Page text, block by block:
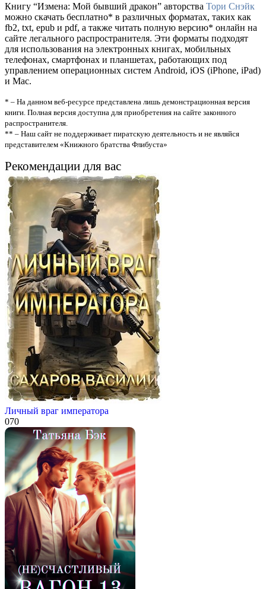
Книгу “Измена: Мой бывший дракон” авторства Тори Снэйк
можно скачать бесплатно* в различных форматах, таких как
fb2, txt, epub и pdf, а также читать полную версию* онлайн на
сайте легального распространителя. Эти форматы подходят
для использования на электронных книгах, мобильных
телефонах, смартфонах и планшетах, работающих под
управлением операционных систем Android, iOS (iPhone, iPad)
и Mac.
* – На данном веб-ресурсе представлена лишь демонстрационная версия
книги. Полная версия доступна для приобретения на сайте законного
распространителя.
** – Наш сайт не поддерживает пиратскую деятельность и не являйся
представителем «Книжного братства Флибуста»
Рекомендации для вас
Личный враг императора
070